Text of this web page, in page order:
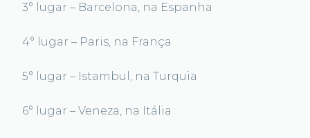
3° lugar – Barcelona, na Espanha
4° lugar – Paris, na França
5° lugar – Istambul, na Turquia
6° lugar – Veneza, na Itália